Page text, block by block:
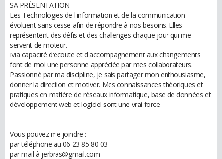
SA PRÉSENTATION
Les Technologies de l'information et de la communication
évoluent sans cesse afin de répondre à nos besoins. Elles
représentent des défis et des challenges chaque jour qui me
servent de moteur.
Ma capacité d'écoute et d'accompagnement aux changements
font de moi une personne appréciée par mes collaborateurs.
Passionné par ma discipline, je sais partager mon enthousiasme,
donner la direction et motiver. Mes connaissances théoriques et
pratiques en matière de réseaux informatique, base de données et
développement web et logiciel sont une vrai force
Vous pouvez me joindre :
par téléphone au 06 23 85 80 03
par mail à jerbras@gmail.com